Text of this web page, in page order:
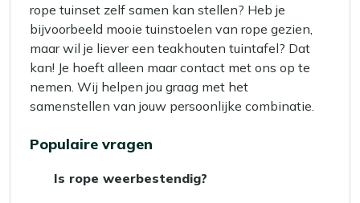
rope tuinset zelf samen kan stellen? Heb je
bijvoorbeeld mooie tuinstoelen van rope gezien,
maar wil je liever een teakhouten tuintafel? Dat
kan! Je hoeft alleen maar contact met ons op te
nemen. Wij helpen jou graag met het
samenstellen van jouw persoonlijke combinatie.
Populaire vragen
Is rope weerbestendig?